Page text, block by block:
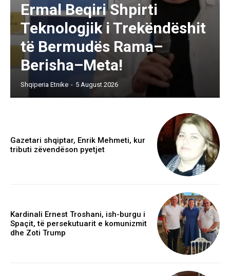
Ermal Beqiri Shpirti
Teknologjik i Trekëndëshit
të Bermudës Rama–
Berisha–Meta!
Shqiperia Etnike - 5 August 2026
Gazetari shqiptar, Enrik Mehmeti, kur
tributi zëvendëson pyetjet
Kardinali Ernest Troshani, ish-burgu i
Spaçit, të persekutuarit e komunizmit
dhe Zoti Trump